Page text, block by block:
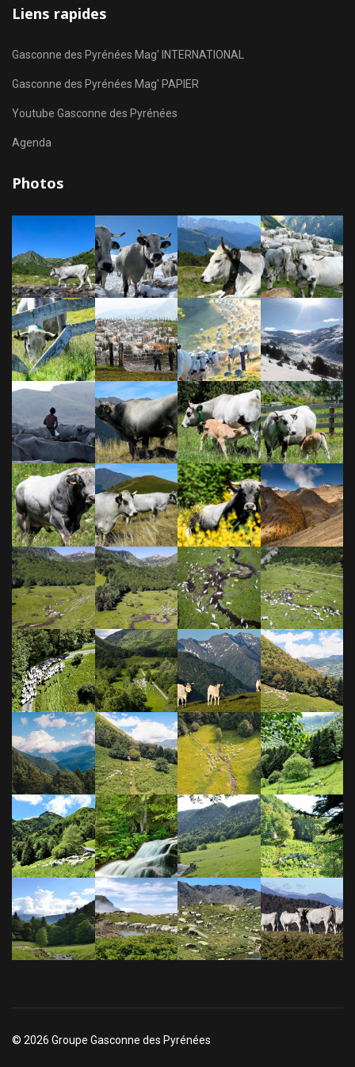
Liens rapides
Gasconne des Pyrénées Mag' INTERNATIONAL
Gasconne des Pyrénées Mag' PAPIER
Youtube Gasconne des Pyrénées
Agenda
Photos
© 2026 Groupe Gasconne des Pyrénées